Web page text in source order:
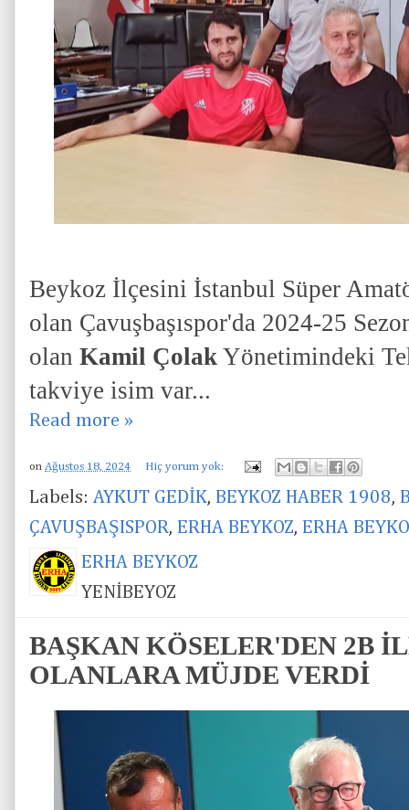
Beykoz İlçesini İstanbul Süper
olan Çavuşbaşıspor'da 2024-25
olan Kamil Çolak Yönetimindeki
takviye isim var...
Read more »
on Ağustos 18, 2024 Hiç yorum yok:
Labels: AYKUT GEDİK, BEYKOZ HABER 1908,
ÇAVUŞBAŞISPOR, ERHA BEYKOZ, ERHA
ERHA BEYKOZ
YENİBEYOZ
BAŞKAN KÖSELER'DEN 2B
OLANLARA MÜJDE VERDİ